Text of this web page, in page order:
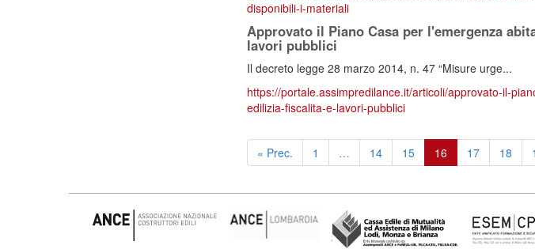
disponibili-i-materiali
Approvato il Piano Casa per l'emergenza
lavori pubblici
Il decreto legge 28 marzo 2014, n. 47 “Misure urge...
https://portale.assimpredilance.it/articoli/approvato-il-
edilizia-fiscalita-e-lavori-pubblici
« Prec. 1 … 14 15 16 17 18